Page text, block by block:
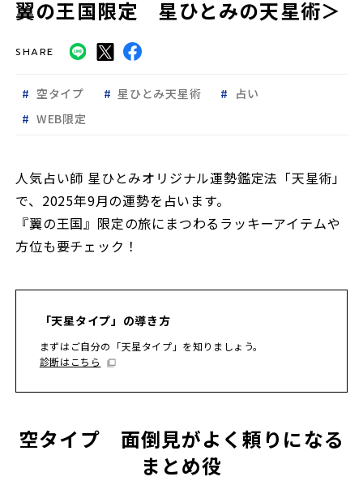
翼の王国限定 星ひとみの天星術＞
SHARE
空タイプ 星ひとみ天星術
占い
WEB限定
人気占い師 星ひとみオリジナル運勢鑑定法「天星術」
で、2025年9月の運勢を占います。
『翼の王国』限定の旅にまつわるラッキーアイテムや
方位も要チェック！
「天星タイプ」の導き方
まずはご自分の「天星タイプ」を知りましょう。
診断はこちら
空タイプ 面倒見がよく頼りになる
まとめ役